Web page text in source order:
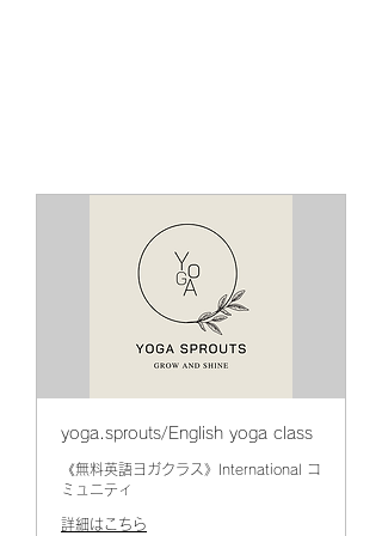
yoga.sprouts/English yoga class
《無料英語ヨガクラス》International コ
ミュニティ
詳細はこちら